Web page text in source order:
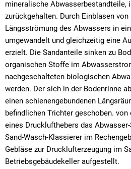
mineralische Abwasserbestandteile,
zurückgehalten. Durch Einblasen
Längsströmung des Abwassers in
umgewandelt und gleichzeitig eine
erzielt. Die Sandanteile sinken zu
organischen Stoffe im
nachgeschalteten biologischen
werden. Der sich in der Bodenrinne
einen schienengebundenen
befindlichen Trichter geschoben.
eines Drucklufthebers das
Sand-Wasch-Klassierer im
Gebläse zur Drucklufterzeugung im
Betriebsgebäudekeller aufgestellt.